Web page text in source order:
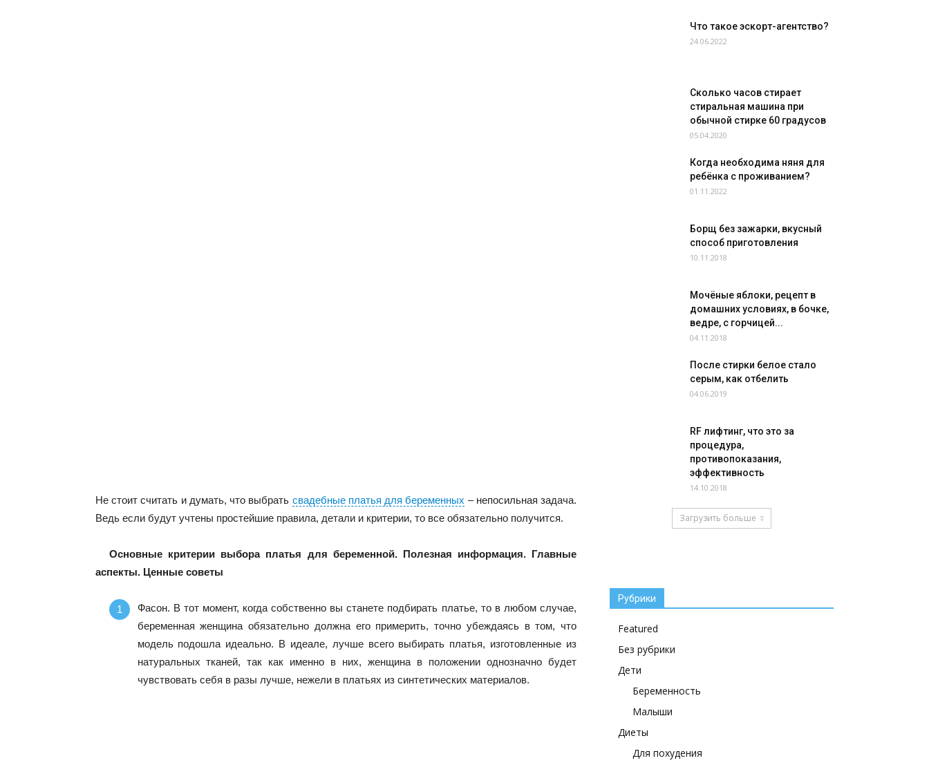
Не стоит считать и думать, что выбрать свадебные платья для беременных – непосильная задача.
Ведь если будут учтены простейшие правила, детали и критерии, то все обязательно получится.
Основные критерии выбора платья для беременной. Полезная информация. Главные
аспекты. Ценные советы
Фасон. В тот момент, когда собственно вы станете подбирать платье, то в любом случае,
беременная женщина обязательно должна его примерить, точно убеждаясь в том, что
модель подошла идеально. В идеале, лучше всего выбирать платья, изготовленные из
натуральных тканей, так как именно в них, женщина в положении однозначно будет
чувствовать себя в разы лучше, нежели в платьях из синтетических материалов.
Что такое эскорт-агентство?
24.06.2022
Сколько часов стирает
стиральная машина при
обычной стирке 60 градусов
05.04.2020
Когда необходима няня для
ребёнка с проживанием?
01.11.2022
Борщ без зажарки, вкусный
способ приготовления
10.11.2018
Мочёные яблоки, рецепт в
домашних условиях, в бочке,
ведре, с горчицей...
04.11.2018
После стирки белое стало
серым, как отбелить
04.06.2019
RF лифтинг, что это за
процедура,
противопоказания,
эффективность
14.10.2018
Загрузить больше
Рубрики
Featured
Без рубрики
Дети
Беременность
Малыши
Диеты
Для похудения